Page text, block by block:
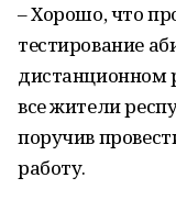
– Хорошо, что
тестирование
дистанционном
все жители
поручив
работу.